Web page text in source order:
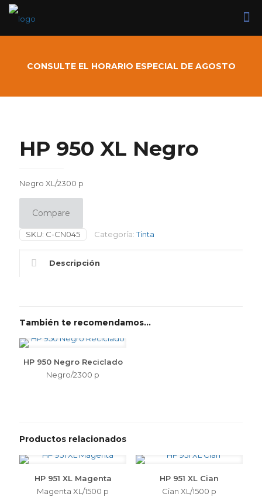
CONSULTE EL HORARIO ESPECIAL DE AGOSTO
HP 950 XL Negro
Negro XL/2300 p
Compare
SKU: C-CN045 Categoría:Tinta
Descripción
También te recomendamos…
HP 950 Negro Reciclado
Negro/2300 p
Productos relacionados
HP 951 XL Magenta
Magenta XL/1500 p
HP 951 XL Cian
Cian XL/1500 p